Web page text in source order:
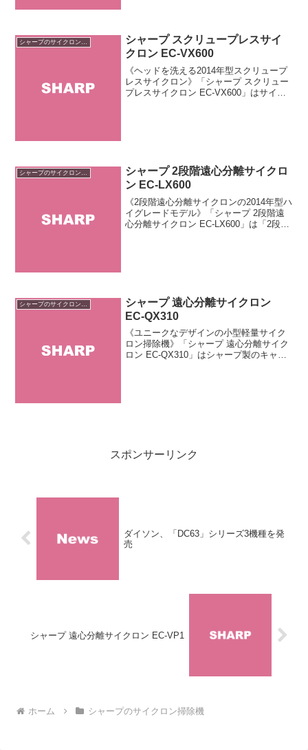
シャープ スクリュープレスサイ
クロン EC-VX600
《ヘッドを洗える2014年型スクリュープ
レスサイクロン》「シャープ スクリュー
プレスサイクロン EC-VX600」はサイク
シャープのサイクロン掃除機
シャープ 2段階遠心分離サイクロ
ン EC-LX600
《2段階遠心分離サイクロンの2014年型ハ
イグレードモデル》「シャープ 2段階遠
心分離サイクロン EC-LX600」は「2段階
シャープのサイクロン掃除機
シャープ 遠心分離サイクロン
EC-QX310
《ユニークなデザインの小型軽量サイク
ロン掃除機》「シャープ 遠心分離サイク
ロン EC-QX310」はシャープ製のキャニ
スポンサーリンク
ダイソン、「DC63」シリーズ3機種を発
売
シャープ 遠心分離サイクロン EC-VP1
ホーム シャープのサイクロン掃除機